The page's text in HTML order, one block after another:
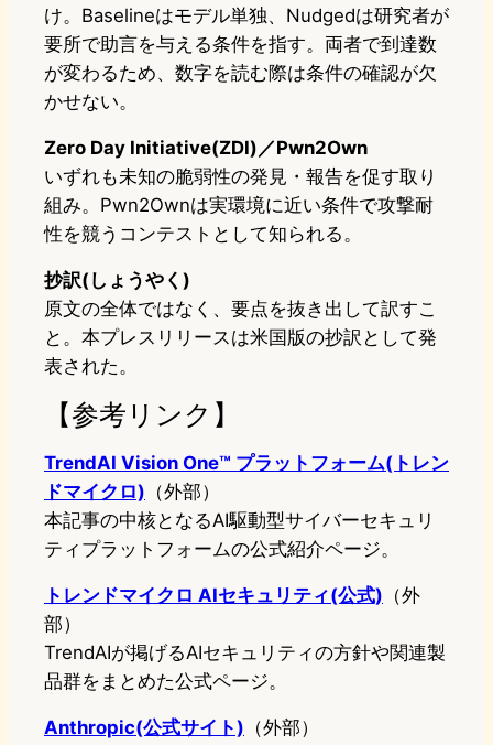
け。Baselineはモデル単独、Nudgedは研究者が
要所で助言を与える条件を指す。両者で到達数
が変わるため、数字を読む際は条件の確認が欠
かせない。
Zero Day Initiative(ZDI)／Pwn2Own
いずれも未知の脆弱性の発見・報告を促す取り
組み。Pwn2Ownは実環境に近い条件で攻撃耐
性を競うコンテストとして知られる。
抄訳(しょうやく)
原文の全体ではなく、要点を抜き出して訳すこ
と。本プレスリリースは米国版の抄訳として発
表された。
【参考リンク】
TrendAI Vision One™ プラットフォーム(トレン
ドマイクロ) （外部）
本記事の中核となるAI駆動型サイバーセキュリ
ティプラットフォームの公式紹介ページ。
トレンドマイクロ AIセキュリティ(公式) （外
部）
TrendAIが掲げるAIセキュリティの方針や関連製
品群をまとめた公式ページ。
Anthropic(公式サイト) （外部）